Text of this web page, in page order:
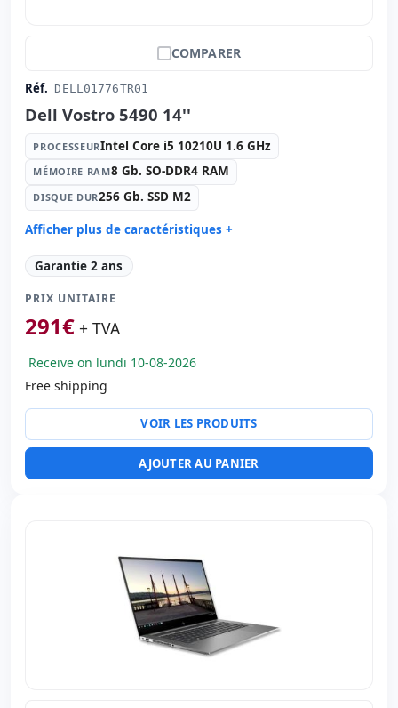
COMPARER
Réf. DELL01776TR01
Dell Vostro 5490 14''
PROCESSEURIntel Core i5 10210U 1.6 GHz
MÉMOIRE RAM8 Gb. SO-DDR4 RAM
DISQUE DUR256 Gb. SSD M2
Afficher plus de caractéristiques +
Processeur: Intel Core i5 10210U 1.6 GHz.
Mémoire RAM:
Disque dur: 256 Gb. SSD M2
Système opératif:
LCD 14 '' FullHD 16: 9 · Résolution 1920x1080
Ports vidéo:
Multimédias: Webcam
RJ-45 · WIFI · Bluetooth
Dimensions: 32.5x22.7x2 cm.
Garantie 2 ans
PRIX UNITAIRE
291€ + TVA
Receive on lundi 10-08-2026
Free shipping
VOIR LES PRODUITS
AJOUTER AU PANIER